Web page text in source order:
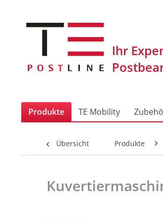
Produkte TE Mobility
Übersicht Produkte